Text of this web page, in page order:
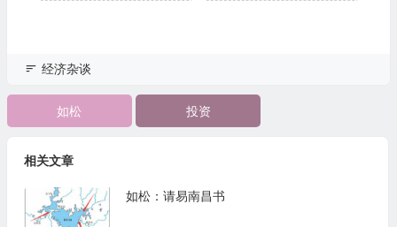
经济杂谈
如松 投资
相关文章
如松：请易南昌书